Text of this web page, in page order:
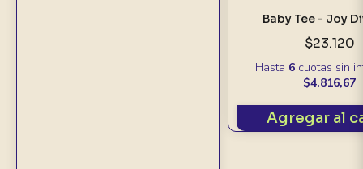
Baby Tee - Joy
$23.120
Hasta 6cuotas sin
$4.816,67
Agregar al